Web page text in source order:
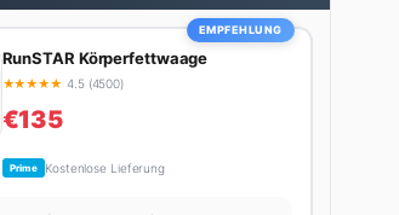
EMPFEHLUNG
RunSTAR Körperfettwaage
★★★★★ 4.5 (4500)
€135
Prime Kostenlose Lieferung